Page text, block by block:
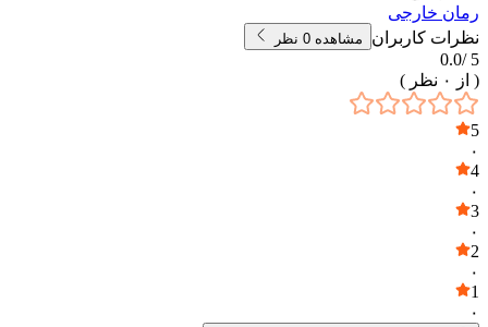
رمان خارجی
نظرات کاربران
مشاهده 0 نظر
5 /
0.0
( از
۰ نظر )
5
۰
4
۰
3
۰
2
۰
1
۰